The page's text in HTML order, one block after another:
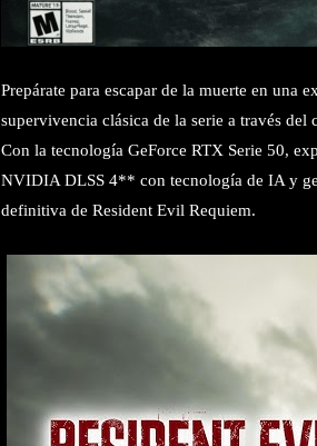
Prepárate para escapar de la muerte en una
supervivencia clásica de la serie a través
Con la tecnología GeForce RTX Serie 50,
NVIDIA DLSS 4** con tecnología de IA y
definitiva de Resident Evil Requiem.